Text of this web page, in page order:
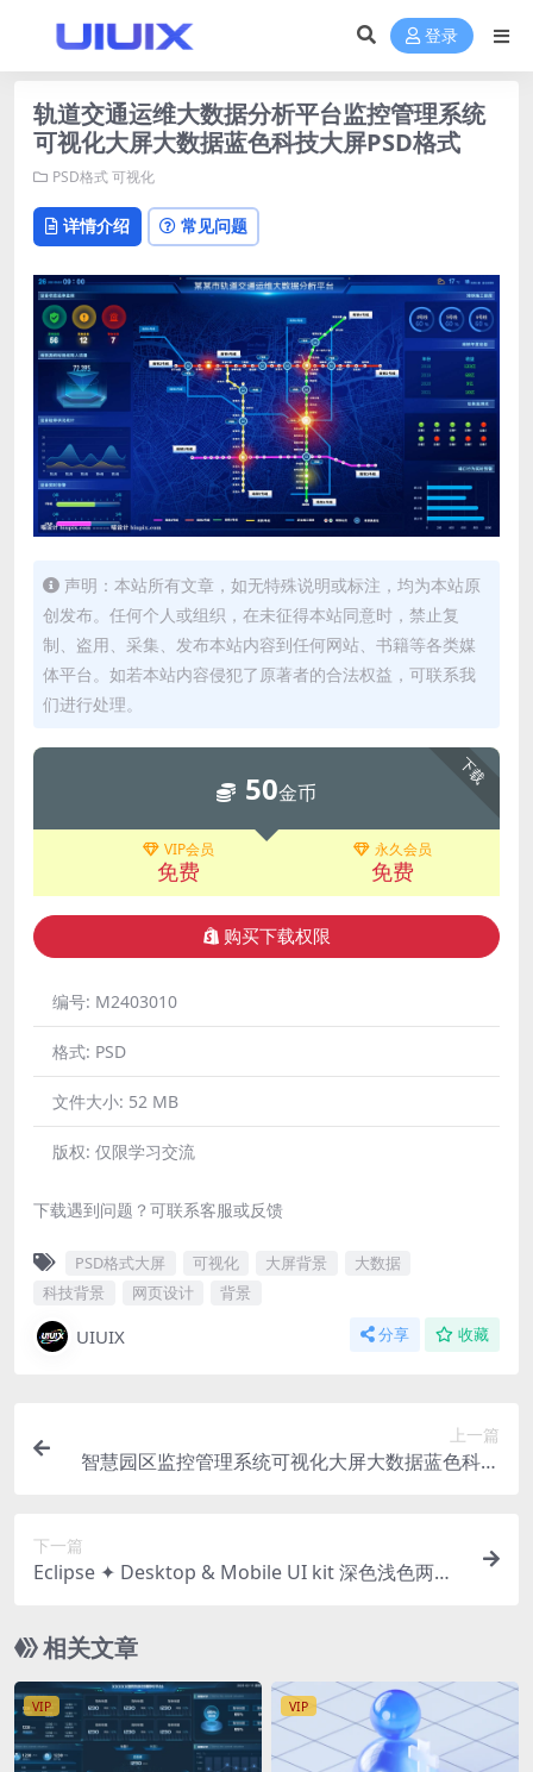
登录
轨道交通运维大数据分析平台监控管理系统
可视化大屏大数据蓝色科技大屏PSD格式
PSD格式可视化
详情介绍 常见问题
声明：本站所有文章，如无特殊说明或标注，均为本站原
创发布。任何个人或组织，在未征得本站同意时，禁止复
制、盗用、采集、发布本站内容到任何网站、书籍等各类媒
体平台。如若本站内容侵犯了原著者的合法权益，可联系我
们进行处理。
下载
50金币
VIP会员
免费
永久会员
免费
购买下载权限
编号: M2403010
格式: PSD
文件大小: 52 MB
版权: 仅限学习交流
下载遇到问题？可联系客服或反馈
PSD格式大屏 可视化 大屏背景
大数据
科技背景
网页设计 背景
UIUIX 分享 收藏
上一篇
智慧园区监控管理系统可视化大屏大数据蓝色科技
下一篇
Eclipse ✦ Desktop & Mobile UI kit 深色浅色两套
相关文章
VIP VIP